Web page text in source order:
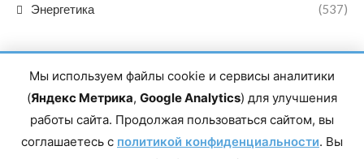
Энергетика (537)
Главный редактор сетевого издания Магомаев Тимур Нухович.
Контакты редакции: 8(988)-292-94-34 Почта: vestiskfo@gmail.com По
Мы используем файлы cookie и сервисы аналитики
(Яндекс Метрика, Google Analytics) для улучшения
работы сайта. Продолжая пользоваться сайтом, вы
соглашаетесь с политикой конфиденциальности. Вы